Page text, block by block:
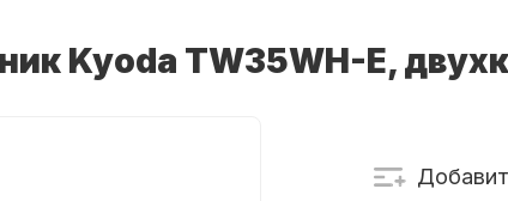
Запчасти для ПЛМ
Kyoda TW35WH-E,